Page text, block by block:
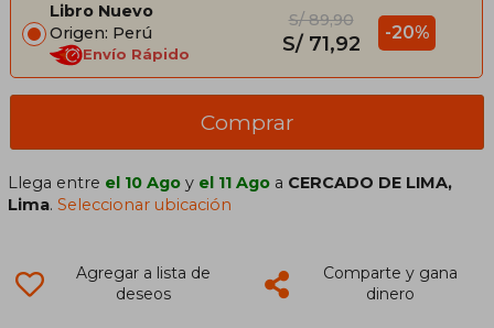
Libro Nuevo
Origen: Perú
Envío Rápido
S/ 89,90
S/ 71,92 -20%
Comprar
Llega entre el 10 Ago y el 11 Ago a CERCADO DE LIMA,
Lima.Seleccionar ubicación
Agregar a lista de
deseos
Comparte y gana
dinero